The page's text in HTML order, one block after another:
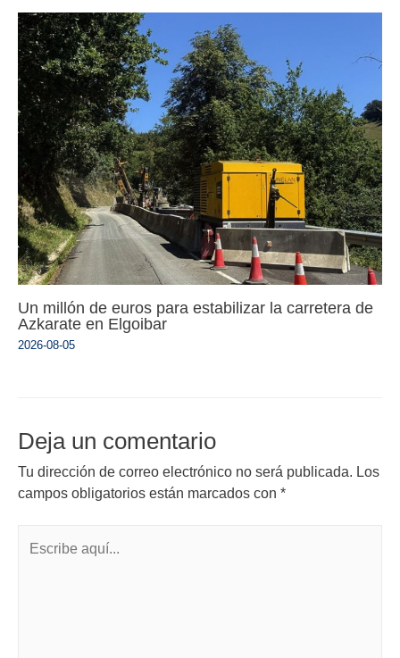
Un millón de euros para estabilizar la carretera de
Azkarate en Elgoibar
2026-08-05
Deja un comentario
Tu dirección de correo electrónico no será publicada. Los
campos obligatorios están marcados con *